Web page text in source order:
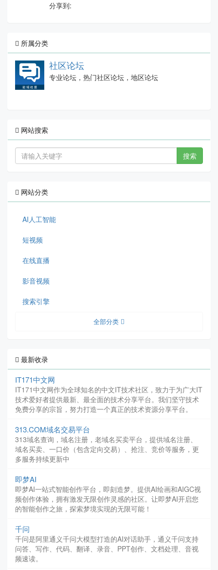
分享到:
所属分类
社区论坛
专业论坛，热门社区论坛，地区论坛
网站搜索
搜索
网站分类
AI人工智能
短视频
在线直播
影音视频
搜索引擎
全部分类
最新收录
IT171中文网
IT171中文网作为全球知名的中文IT技术社区，致力于为广大IT
技术爱好者提供最新、最全面的技术分享平台。我们坚守技术
免费分享的宗旨，努力打造一个真正的技术资源分享平台。
313.COM域名交易平台
313域名查询，域名注册，老域名买卖平台，提供域名注册、
域名买卖、一口价（包含定向交易）、抢注、竞价等服务，更
多服务持续更新中
即梦AI
即梦AI一站式智能创作平台，即刻造梦。提供AI绘画和AIGC视
频创作体验，拥有激发无限创作灵感的社区。让即梦AI开启您
的智能创作之旅，探索梦境实现的无限可能！
千问
千问是阿里通义千问大模型打造的AI对话助手，通义千问支持
问答、写作、代码、翻译、录音、PPT创作、文档处理、音视
频速读。